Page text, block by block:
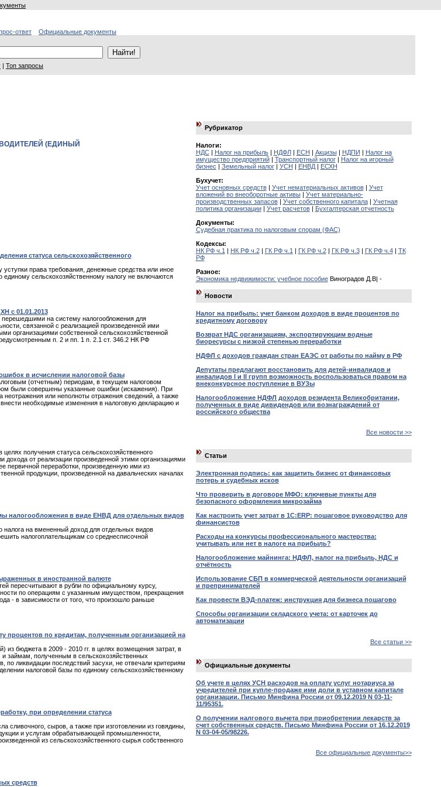
ответ
Официальные документы
| Топ запросы
(ЕДИНЫЙ
статуса сельскохозяйственного
права требования, денежные средства или иное
сельскохозяйственному налогу не включаются
с 01.01.2013
перешедшими на систему налогообложения для
связанной с реализацией произведенной ими
организациями собственной сельскохозяйственной
п. 2 и пп. 1 п. 2.1 ст. 346.2 НК РФ
в исчислении налоговой базы
(отчетным) периодам, в текущем налоговом
были совершены указанные ошибки (искажения). При
или неполноты отражения сведений, а также
необходимые изменения в налоговую декларацию и
получения статуса сельскохозяйственного
дохода от реализации произведенной этими организациями
первичной переработки, произведенную ими из
продукции, произведенной на давальческих началах
налогообложения в виде ЕНВД для отдельных видов
налога на вмененный доход для отдельных видов
налогоплательщикам со среднесписочной
в иностранной валюте
пересчитывают в рубли по официальному курсу,
по операциям с указанным имуществом, прекращения
- в зависимости от того, что произошло раньше
процентов по кредитам, полученным организацией на
бюджета в 2009 - 2010 гг. в целях возмещения затрат, в
и займам, полученным в сельскохозяйственных
по ликвидации последствий засухи, не отвечали критериям
налоговой базы по единому сельскохозяйственному
при определении статуса
сливочного, сыров, а также при изготовлении из говядины,
и услугам обрабатывающей промышленности,
из сельскохозяйственного сырья собственного
средств
Рубрикатор
Налоги:
НДС| Налог на прибыль| НДФЛ| ЕСН | Акцизы| НДПИ | Налог на
имущество предприятий| Транспортный налог| Налог на игорный
бизнес | Земельный налог| УСН | ЕНВД| ЕСХН
Бухучет:
Учет основных средств| Учет нематериальных активов| Учет
вложений во внеоборотные активы| Учет материально-
производственных запасов| Учет собственного капитала| Учетная
политика организации| Учет расчетов| Бухгалтерская отчетность
Документы:
Судебная практика по налоговым спорам (ФАС)
Кодексы:
НК РФ ч.1 | НК РФ ч.2| ГК РФ ч.1 | ГК РФ ч.2| ГК РФ ч.3| ГК РФ ч.4| ТК
РФ
Разное:
Экономика недвижимости: учебное пособиеВиноградов Д.В| -
Новости
Налог на прибыль: учет банком доходов в виде процентов по
кредитному договору
Возврат НДС организациям, экспортирующим водные
биоресурсы с низкой степенью переработки
НДФЛ с доходов граждан стран ЕАЭС от работы по найму в РФ
Депутаты предлагают восстановить для детей-инвалидов и
инвалидов I и II групп возможность воспользоваться правом на
внеконкурсное поступление в ВУЗы
Налогообложение НДФЛ доходов резидента Великобритании,
полученных в виде дивидендов или вознаграждений от
российского общества
Все новости >>
Статьи
Электронная подпись: как защитить бизнес от финансовых
потерь и судебных исков
Что проверить в договоре МФО: ключевые пункты для
безопасного оформления микрозайма
Как настроить учет затрат в 1С:ERP: пошаговое руководство для
финансистов
Расходы на конкурсы профессионального мастерства:
учитывать или нет в налоге на прибыль?
Налогообложение майнинга: НДФЛ, налог на прибыль, НДС и
отчётность
Использование СБП в коммерческой деятельности организаций
и препринимателей
Как провести ВЭД-платеж: инструкция для бизнеса пошагово
Способы организации складского учета: от карточек до
автоматизации
Все статьи >>
Официальные документы
Об учете в целях УСН расходов на оплату услуг нотариуса за
учредителей при купле-продаже ими доли в уставном капитале
организации. Письмо Минфина России от 09.12.2019 N 03-11-
11/95351.
О получении налгового вычета при приобретении лекарств за
счет собственных средств. Письмо Минфина России от 16.12.2019
N 03-04-05/98226.
Все официальные документы>>